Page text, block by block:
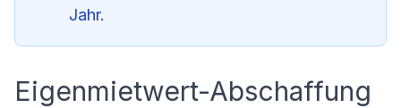
Jahr.
Eigenmietwert-Abschaffung